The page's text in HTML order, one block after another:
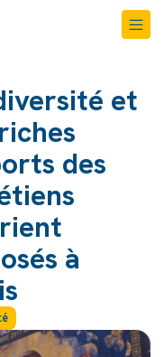
et
des
à